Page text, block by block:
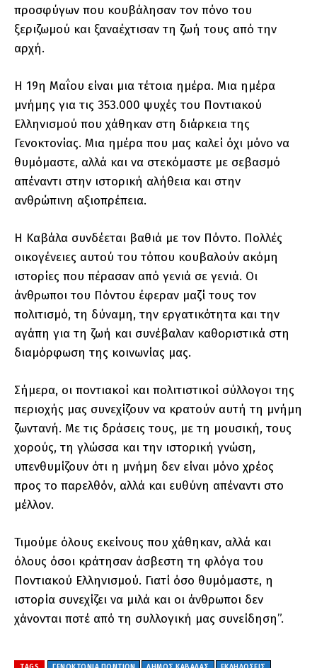
προσφύγων που κουβάλησαν τον πόνο του
ξεριζωμού και ξαναέχτισαν τη ζωή τους από την
αρχή.
Η 19η Μαΐου είναι μια τέτοια ημέρα. Μια ημέρα
μνήμης για τις 353.000 ψυχές του Ποντιακού
Ελληνισμού που χάθηκαν στη διάρκεια της
Γενοκτονίας. Μια ημέρα που μας καλεί όχι μόνο να
θυμόμαστε, αλλά και να στεκόμαστε με σεβασμό
απέναντι στην ιστορική αλήθεια και στην
ανθρώπινη αξιοπρέπεια.
Η Καβάλα συνδέεται βαθιά με τον Πόντο. Πολλές
οικογένειες αυτού του τόπου κουβαλούν ακόμη
ιστορίες που πέρασαν από γενιά σε γενιά. Οι
άνθρωποι του Πόντου έφεραν μαζί τους τον
πολιτισμό, τη δύναμη, την εργατικότητα και την
αγάπη για τη ζωή και συνέβαλαν καθοριστικά στη
διαμόρφωση της κοινωνίας μας.
Σήμερα, οι ποντιακοί και πολιτιστικοί σύλλογοι της
περιοχής μας συνεχίζουν να κρατούν αυτή τη μνήμη
ζωντανή. Με τις δράσεις τους, με τη μουσική, τους
χορούς, τη γλώσσα και την ιστορική γνώση,
υπενθυμίζουν ότι η μνήμη δεν είναι μόνο χρέος
προς το παρελθόν, αλλά και ευθύνη απέναντι στο
μέλλον.
Τιμούμε όλους εκείνους που χάθηκαν, αλλά και
όλους όσοι κράτησαν άσβεστη τη φλόγα του
Ποντιακού Ελληνισμού. Γιατί όσο θυμόμαστε, η
ιστορία συνεχίζει να μιλά και οι άνθρωποι δεν
χάνονται ποτέ από τη συλλογική μας συνείδηση”.